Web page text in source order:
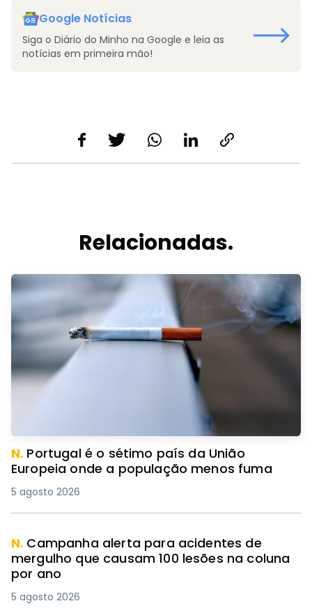
Google Notícias
Siga o Diário do Minho na Google e leia as
notícias em primeira mão!
Relacionadas.
N. Portugal é o sétimo país da União
Europeia onde a população menos fuma
5 agosto 2026
N. Campanha alerta para acidentes de
mergulho que causam 100 lesões na coluna
por ano
5 agosto 2026